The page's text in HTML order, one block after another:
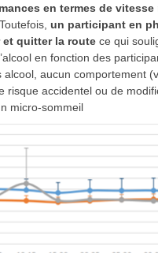
en termes de
Toutefois, un participant en
et quitter la route ce qui
en fonction des
alcool, aucun comportement
risque accidentel ou de
micro-sommeil